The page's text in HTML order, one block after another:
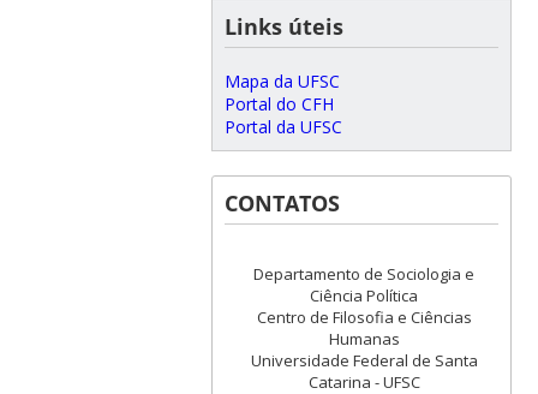
Links úteis
Mapa da UFSC
Portal do CFH
Portal da UFSC
CONTATOS
Departamento de Sociologia e
Ciência Política
Centro de Filosofia e Ciências
Humanas
Universidade Federal de Santa
Catarina - UFSC